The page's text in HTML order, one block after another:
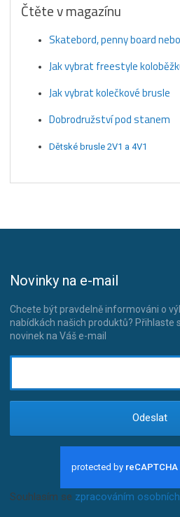
Čtěte v magazínu
Skatebord, penny board
Jak vybrat freestyle
Jak vybrat kolečkové brusle
Dobrodružství pod stanem
Dětské brusle 2V1 a 4V1
Novinky na e-mail
Chcete být pravdelně informováni o
nabídkách našich produktů? Přihlaste
novinek na Váš e-mail
Odeslat
Souhlasím se zpracováním